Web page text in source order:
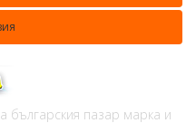
пазар марка и